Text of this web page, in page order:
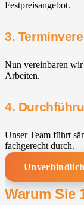
Festpreisangebot.
3.
Nun vereinbaren
Arbeiten.
4.
Unser Team führt
fachgerecht durch.
Warum Sie